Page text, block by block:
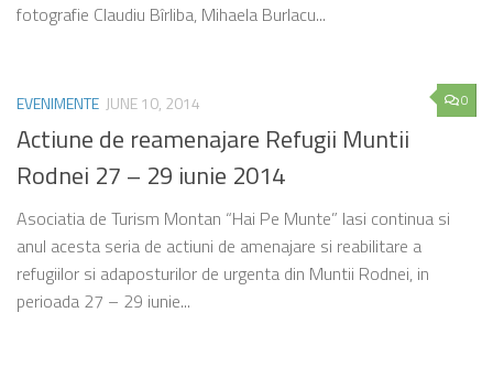
fotografie Claudiu Bîrliba, Mihaela Burlacu...
0
EVENIMENTE JUNE 10, 2014
Actiune de reamenajare Refugii Muntii
Rodnei 27 – 29 iunie 2014
Asociatia de Turism Montan “Hai Pe Munte” Iasi continua si
anul acesta seria de actiuni de amenajare si reabilitare a
refugiilor si adaposturilor de urgenta din Muntii Rodnei, in
perioada 27 – 29 iunie...